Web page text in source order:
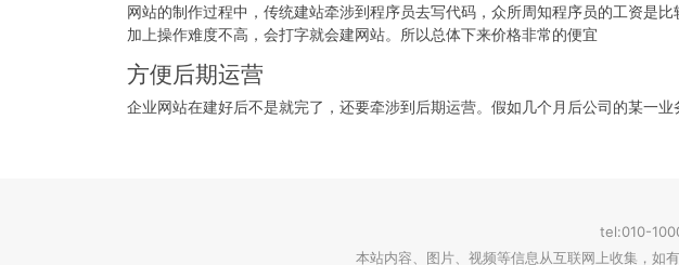
网站的制作过程中，传统建站牵涉到程序员去写代码，众所周知程序员的工资是
加上操作难度不高，会打字就会建网站。所以总体下来价格非常的便宜
方便后期运营
企业网站在建好后不是就完了，还要牵涉到后期运营。假如几个月后公司的某一
tel:010-
本站内容、图片、视频等信息从互联网上收集，如